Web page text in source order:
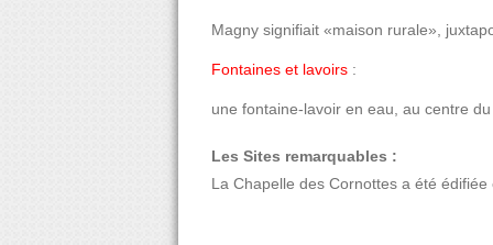
Magny signifiait «maison rurale»,
Fontaines et lavoirs :
une fontaine-lavoir en eau, au centre
Les Sites remarquables :
La Chapelle des Cornottes a été